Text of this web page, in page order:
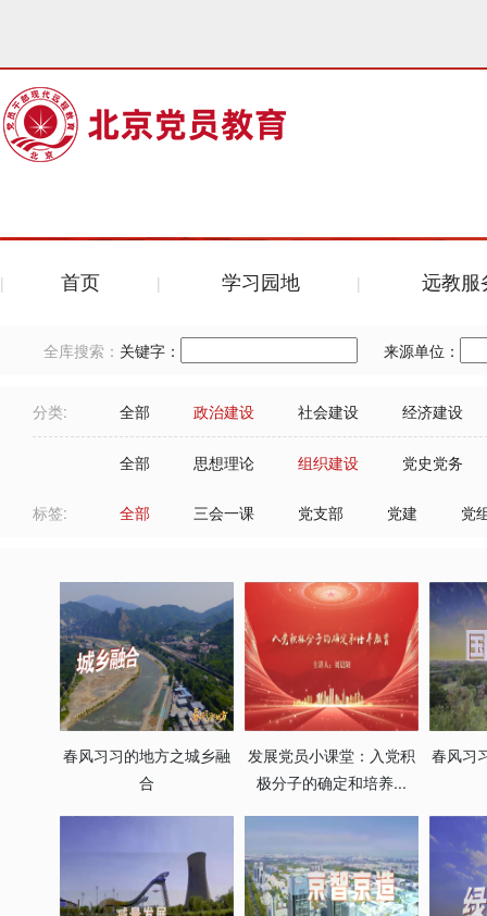
首页 学习园地 远教服
全库搜索： 关键字： 来源单位：
分类: 全部 政治建设 社会建设 经济建设
全部 思想理论 组织建设 党史党务
标签: 全部 三会一课 党支部 党建 党
春风习习的地方之城乡融
合
发展党员小课堂：入党积
极分子的确定和培养...
春风习